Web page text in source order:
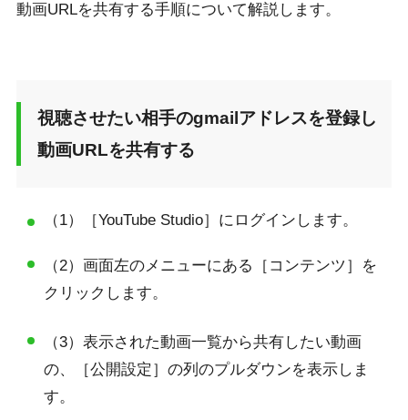
動画URLを共有する手順について解説します。
視聴させたい相手のgmailアドレスを登録し
動画URLを共有する
（1）［YouTube Studio］にログインします。
（2）画面左のメニューにある［コンテンツ］を
クリックします。
（3）表示された動画一覧から共有したい動画
の、［公開設定］の列のプルダウンを表示しま
す。